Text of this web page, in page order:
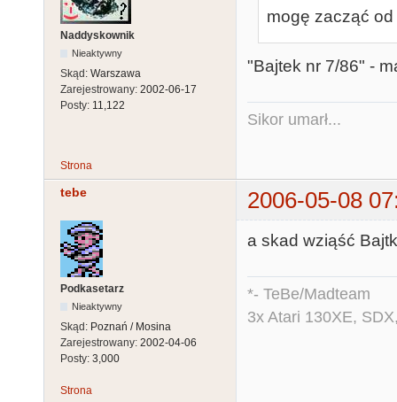
Naddyskownik
Nieaktywny
Skąd: Warszawa
Zarejestrowany: 2002-06-17
Posty: 11,122
mogę zacząć
"Bajtek nr 7/86" -
Sikor umarł...
Strona
tebe 2006-05-08
Podkasetarz
Nieaktywny
Skąd: Poznań / Mosina
Zarejestrowany: 2002-04-06
Posty: 3,000
a skad wziąść
*- TeBe/Madteam
3x Atari 130XE,
Strona